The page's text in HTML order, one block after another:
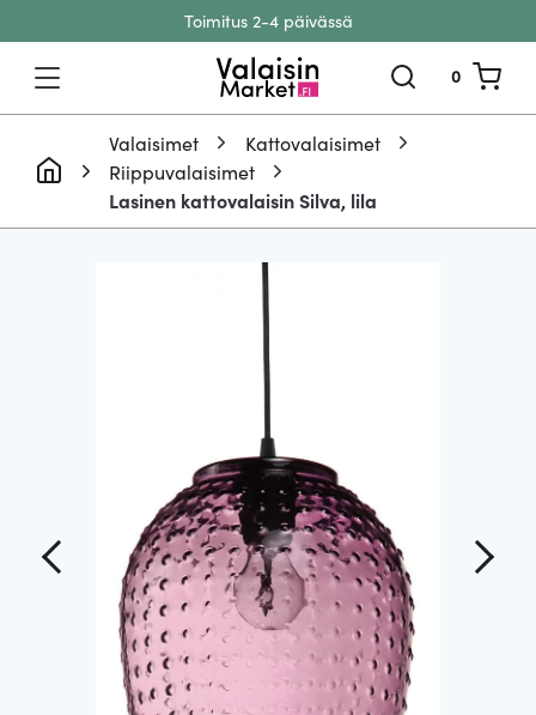
Toimitus 2-4 päivässä
Siirry sisältöön 0
Valaisimet
Kattovalaisimet
Riippuvalaisimet
Lasinen kattovalaisin Silva, lila